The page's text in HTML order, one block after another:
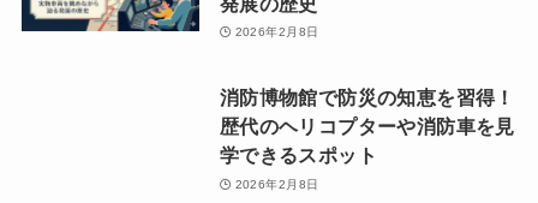
2026年2月8日
消防博物館で防災の知恵を習得！
歴代のヘリコプターや消防車を見
学できるスポット
2026年2月8日